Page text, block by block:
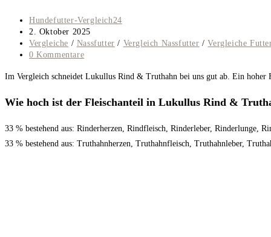
Beitrags-
Autor:
Hundefutter-Vergleich24
Beitrag
veröffentlicht:
2. Oktober 2025
Beitrags-
Kategorie:
Vergleiche / Nassfutter / Vergleich Nassfutter / Vergleiche
Beitrags-
0 Kommentare
Im Vergleich schneidet Lukullus Rind & Truthahn bei uns gut ab. Ein hoher
Wie hoch ist der Fleischanteil in Lukullus Rind &
33 % bestehend aus: Rinderherzen, Rindfleisch, Rinderleber, Rinderlunge,
33 % bestehend aus: Truthahnherzen, Truthahnfleisch, Truthahnleber,